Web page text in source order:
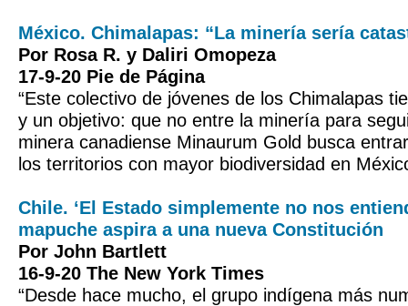
México. Chimalapas: “La minería sería
Por Rosa R. y Daliri Omopeza
17-9-20 Pie de Página
“Este colectivo de jóvenes de los Chimalapas
y un objetivo: que no entre la minería para
minera canadiense Minaurum Gold busca
los territorios con mayor biodiversidad en
Chile. ‘El Estado simplemente no nos
mapuche aspira a una nueva Constitución
Por John Bartlett
16-9-20 The New York Times
“Desde hace mucho, el grupo indígena más